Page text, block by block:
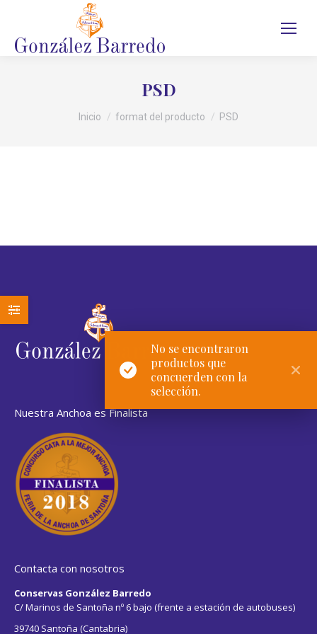
PSD
Inicio format del producto PSD
No se encontraron
productos que
concuerden con la
selección.
Nuestra Anchoa es Finalista
Contacta con nosotros
Conservas González Barredo
C/ Marinos de Santoña nº 6 bajo (frente a estación de autobuses)
39740 Santoña (Cantabria)